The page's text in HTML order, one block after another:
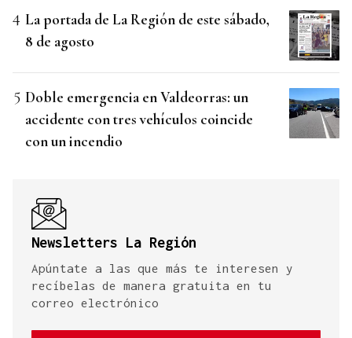
La portada de La Región de este sábado,
8 de agosto
Doble emergencia en Valdeorras: un
accidente con tres vehículos coincide
con un incendio
Newsletters La Región
Apúntate a las que más te interesen y
recíbelas de manera gratuita en tu
correo electrónico